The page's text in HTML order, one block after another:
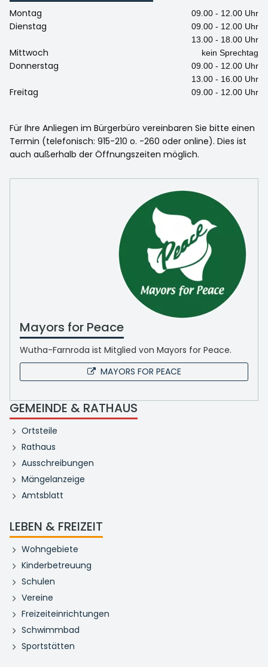
Montag 09.00 - 12.00 Uhr
Dienstag
09.00 - 12.00 Uhr
13.00 - 18.00 Uhr
Mittwoch kein Sprechtag
Donnerstag
09.00 - 12.00 Uhr
13.00 - 16.00 Uhr
Freitag 09.00 - 12.00 Uhr
Für Ihre Anliegen im Bürgerbüro vereinbaren Sie bitte einen
Termin (telefonisch: 915-210 o. -260 oder online). Dies ist
auch außerhalb der Öffnungszeiten möglich.
Mayors for Peace
Wutha-Farnroda ist Mitglied von Mayors for Peace.
MAYORS FOR PEACE
GEMEINDE & RATHAUS
Ortsteile
Rathaus
Ausschreibungen
Mängelanzeige
Amtsblatt
LEBEN & FREIZEIT
Wohngebiete
Kinderbetreuung
Schulen
Vereine
Freizeiteinrichtungen
Schwimmbad
Sportstätten